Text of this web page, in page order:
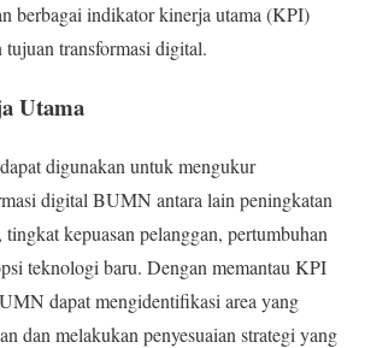
berbagai indikator kinerja utama (KPI)
transformasi digital.
Utama
digunakan untuk mengukur
digital BUMN antara lain peningkatan
kepuasan pelanggan, pertumbuhan
teknologi baru. Dengan memantau KPI
dapat mengidentifikasi area yang
dan melakukan penyesuaian strategi yang